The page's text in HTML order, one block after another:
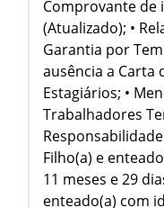
Comprovante de
(Atualizado); •
Garantia por
ausência a Carta
Estagiários; •
Trabalhadores
Filho(a) e
11 meses e 29
enteado(a) com